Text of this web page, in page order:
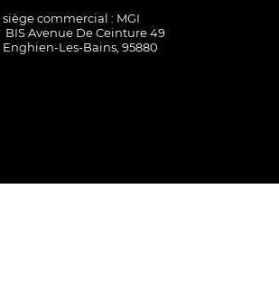
Enghien-Les-Bains, 95880